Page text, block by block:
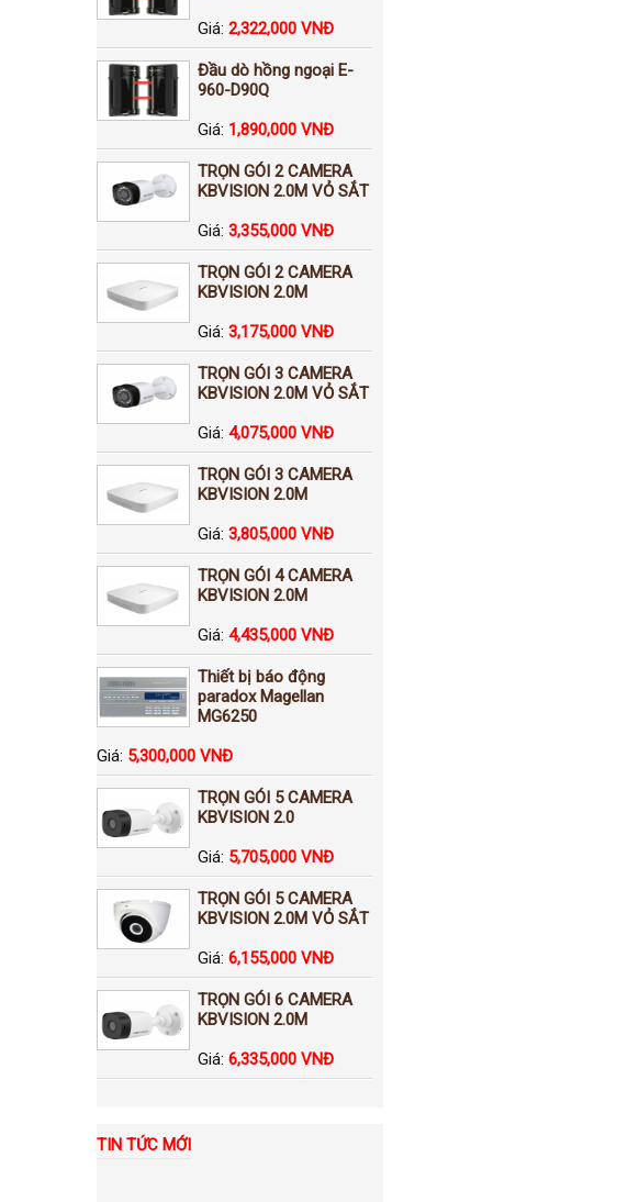
Giá: 2,322,000 VNĐ
Đầu dò hồng ngoại E-
960-D90Q
Giá: 1,890,000 VNĐ
TRỌN GÓI 2 CAMERA
KBVISION 2.0M VỎ SẮT
Giá: 3,355,000 VNĐ
TRỌN GÓI 2 CAMERA
KBVISION 2.0M
Giá: 3,175,000 VNĐ
TRỌN GÓI 3 CAMERA
KBVISION 2.0M VỎ SẮT
Giá: 4,075,000 VNĐ
TRỌN GÓI 3 CAMERA
KBVISION 2.0M
Giá: 3,805,000 VNĐ
TRỌN GÓI 4 CAMERA
KBVISION 2.0M
Giá: 4,435,000 VNĐ
Thiết bị báo động
paradox Magellan
MG6250
Giá: 5,300,000 VNĐ
TRỌN GÓI 5 CAMERA
KBVISION 2.0
Giá: 5,705,000 VNĐ
TRỌN GÓI 5 CAMERA
KBVISION 2.0M VỎ SẮT
Giá: 6,155,000 VNĐ
TRỌN GÓI 6 CAMERA
KBVISION 2.0M
Giá: 6,335,000 VNĐ
TIN TỨC MỚI